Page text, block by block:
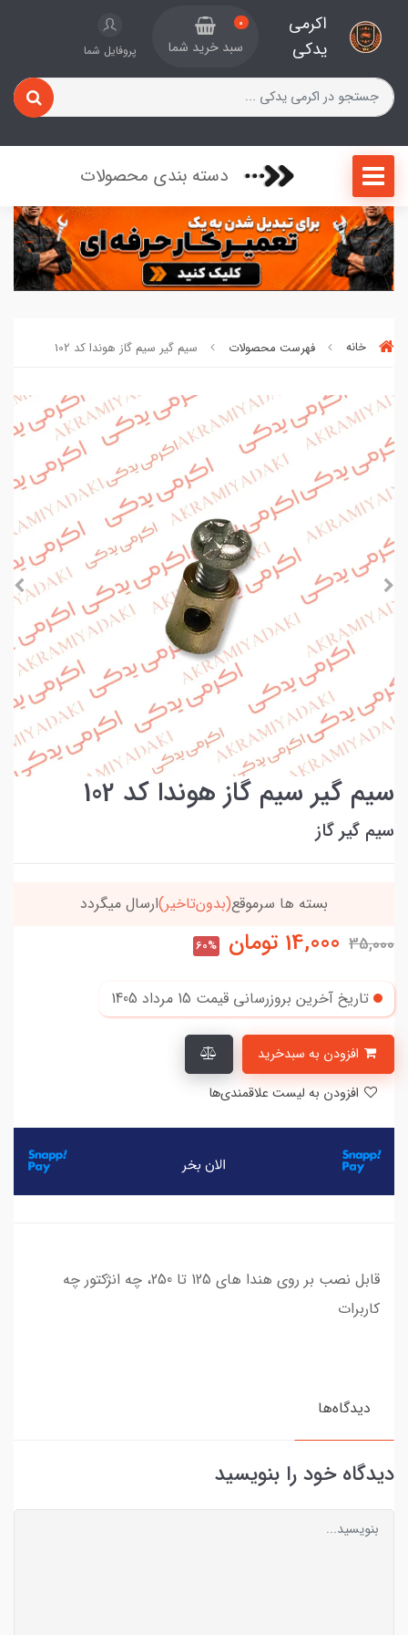
اکرمی
یدکی
0
سبد خرید شما پروفایل شما
دسته بندی محصولات
خانه فهرست محصولات سیم گیر سیم گاز هوندا کد 102
سیم گیر سیم گاز هوندا کد 102
سیم گیر گاز
بسته ها سرموقع(بدون‌تاخیر)ارسال میگردد
35,000
14,000 تومان 60%
تاریخ آخرین بروزرسانی قیمت 15 مرداد 1405
قابل نصب بر روی هندا های 125 تا 250، چه انژکتور چه
کاربرات
دیدگاه‌ها
دیدگاه خود را بنویسید